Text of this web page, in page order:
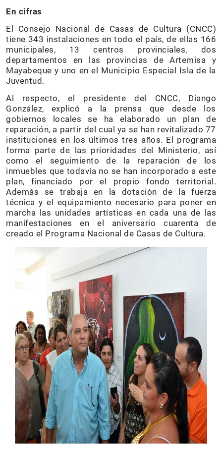
En cifras
El Consejo Nacional de Casas de Cultura (CNCC)
tiene 343 instalaciones en todo el país, de ellas 166
municipales, 13 centros provinciales, dos
departamentos en las provincias de Artemisa y
Mayabeque y uno en el Municipio Especial Isla de la
Juventud.
Al respecto, el presidente del CNCC, Diango
González, explicó a la prensa que desde los
gobiernos locales se ha elaborado un plan de
reparación, a partir del cual ya se han revitalizado 77
instituciones en los últimos tres años. El programa
forma parte de las prioridades del Ministerio, así
como el seguimiento de la reparación de los
inmuebles que todavía no se han incorporado a este
plan, financiado por el propio fondo territorial.
Además se trabaja en la dotación de la fuerza
técnica y el equipamiento necesario para poner en
marcha las unidades artísticas en cada una de las
manifestaciones en el aniversario cuarenta de
creado el Programa Nacional de Casas de Cultura.